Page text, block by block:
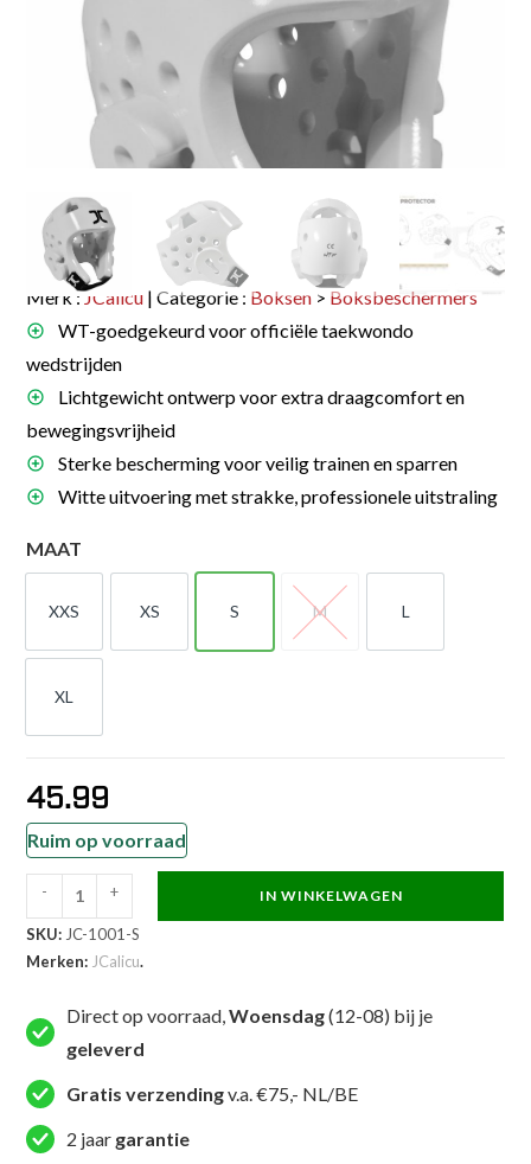
Merk :JCalicu | Categorie : Boksen > Boksbeschermers
WT-goedgekeurd voor officiële taekwondo
wedstrijden
Lichtgewicht ontwerp voor extra draagcomfort en
bewegingsvrijheid
Sterke bescherming voor veilig trainen en sparren
Witte uitvoering met strakke, professionele uitstraling
MAAT
XXS
XXS
XS
XS
S
S
M
M
L
L
XL
XL
45.99
Ruim op voorraad
JCalicu
Oorbeschermers
-
hoofdbeschermer
Wit
1001)
- + IN WINKELWAGEN
SKU: JC-1001-S
Merken: JCalicu.
Direct op voorraad,Woensdag(12-08) bij je
geleverd
Gratis verzendingv.a. €75,- NL/BE
2 jaar garantie